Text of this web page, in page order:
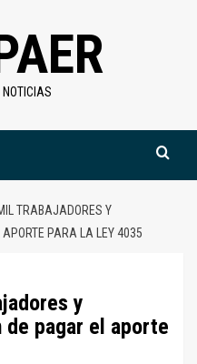
TRABAJADORES Y
PARA LA LEY 4035
y
de pagar el aporte